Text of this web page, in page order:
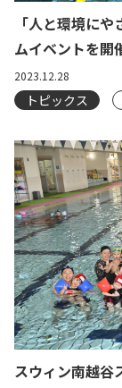
「人と環境に
ムイベントを開
2023.12.28
トピックス
スウィン南越谷